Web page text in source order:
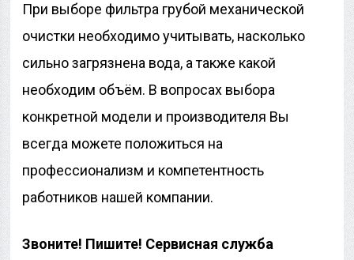
При выборе фильтра грубой механической
очистки необходимо учитывать, насколько
сильно загрязнена вода, а также какой
необходим объём. В вопросах выбора
конкретной модели и производителя Вы
всегда можете положиться на
профессионализм и компетентность
работников нашей компании.
Звоните! Пишите! Сервисная служба